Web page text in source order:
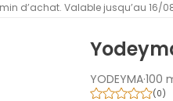
min d’achat. Valable jusqu’au 16/
YODEYMA·100
(0)